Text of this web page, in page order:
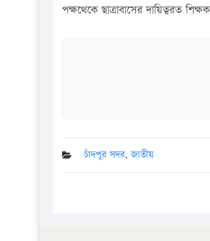
পক্ষথেকে ছাত্রাবাসের দায়িত্বরত
চাঁদপুর সদর,জাতীয়